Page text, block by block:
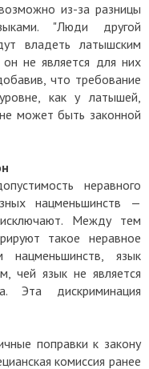
из-за разницы
"Люди другой
владеть латышским
не является для них
что требование
как у латышей,
может быть законной
неравного
нацменьшинств —
Между тем
такое неравное
язык
чей язык не является
Эта дискриминация
поправки к закону
комиссия ранее